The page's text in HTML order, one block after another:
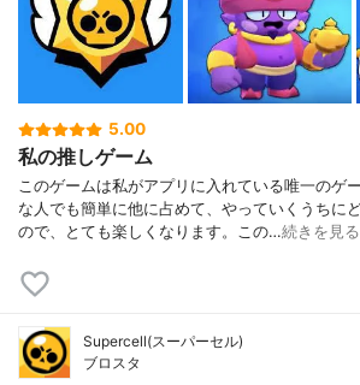
5.00
私の推しゲーム
このゲームは私がアプリに入れている唯一のゲ
な人でも簡単に他に占めて、やっていくうちに
ので、とても楽しくなります。この…続きを見る
Supercell(スーパーセル)
ブロスタ